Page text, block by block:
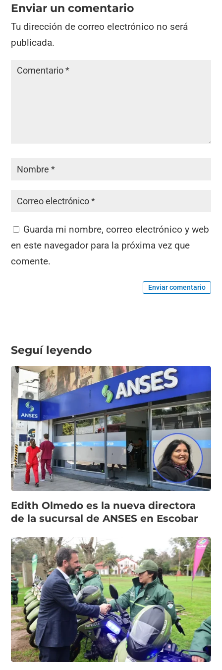
Enviar un comentario
Tu dirección de correo electrónico no será
publicada.
Guarda mi nombre, correo electrónico y web
en este navegador para la próxima vez que
comente.
Enviar comentario
Seguí leyendo
Edith Olmedo es la nueva directora
de la sucursal de ANSES en Escobar